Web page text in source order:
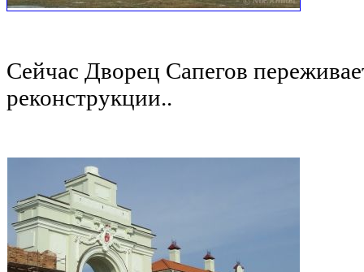
Сейчас Дворец Сапегов
реконструкции..